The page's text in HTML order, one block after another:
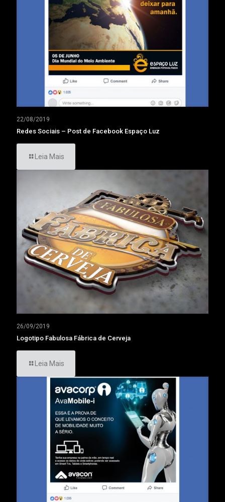
22/08/2019
Redes Sociais – Post de Facebook Espaço Luz
Leia Mais
26/09/2019
Logotipo Fabulosa Fábrica de Cerveja
Leia Mais